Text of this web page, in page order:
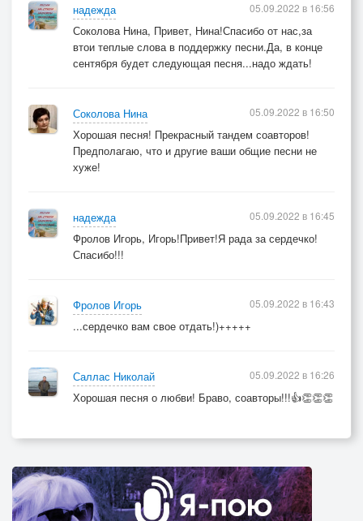
надежда
Соколова Нина, Привет, Нина!Спасибо от нас,за
втои теплые слова в поддержку песни.Да, в конце
сентября будет следующая песня...надо ждать!
05.09.2022 в 16:56
Соколова Нина
Хорошая песня! Прекрасный тандем соавторов!
Предполагаю, что и другие ваши общие песни не
хуже!
05.09.2022 в 16:50
надежда
Фролов Игорь, Игорь!Привет!Я рада за сердечко!
Спасибо!!!
05.09.2022 в 16:45
Фролов Игорь
...сердечко вам свое отдать!)+++++
05.09.2022 в 16:43
Саллас Николай
Хорошая песня о любви! Браво, соавторы!!!👍👏👏👏
05.09.2022 в 16:26